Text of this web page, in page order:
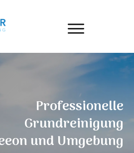
Professionelle
Grundreinigung
und Umgebung